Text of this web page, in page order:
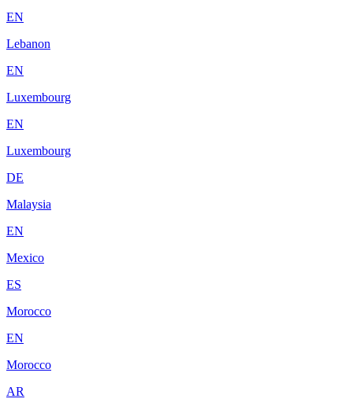
EN
Lebanon
EN
Luxembourg
EN
Luxembourg
DE
Malaysia
EN
Mexico
ES
Morocco
EN
Morocco
AR